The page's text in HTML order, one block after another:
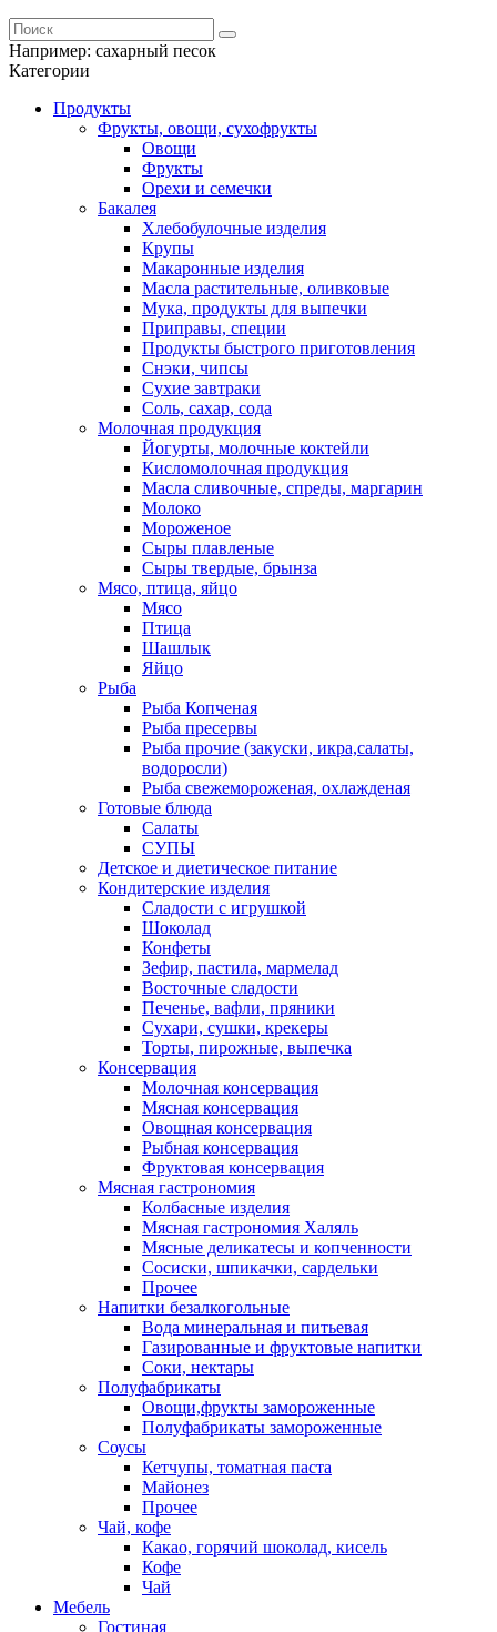
Например: сахарный песок
Категории
Продукты
Фрукты, овощи, сухофрукты
Овощи
Фрукты
Орехи и семечки
Бакалея
Хлебобулочные изделия
Крупы
Макаронные изделия
Масла растительные, оливковые
Мука, продукты для выпечки
Приправы, специи
Продукты быстрого приготовления
Снэки, чипсы
Сухие завтраки
Соль, сахар, сода
Молочная продукция
Йогурты, молочные коктейли
Кисломолочная продукция
Масла сливочные, спреды, маргарин
Молоко
Мороженое
Сыры плавленые
Сыры твердые, брынза
Мясо, птица, яйцо
Мясо
Птица
Шашлык
Яйцо
Рыба
Рыба Копченая
Рыба пресервы
Рыба прочие (закуски, икра,салаты,
водоросли)
Рыба свежемороженая, охлажденая
Готовые блюда
Салаты
СУПЫ
Детское и диетическое питание
Кондитерские изделия
Сладости с игрушкой
Шоколад
Конфеты
Зефир, пастила, мармелад
Восточные сладости
Печенье, вафли, пряники
Сухари, сушки, крекеры
Торты, пирожные, выпечка
Консервация
Молочная консервация
Мясная консервация
Овощная консервация
Рыбная консервация
Фруктовая консервация
Мясная гастрономия
Колбасные изделия
Мясная гастрономия Халяль
Мясные деликатесы и копченности
Сосиски, шпикачки, сардельки
Прочее
Напитки безалкогольные
Вода минеральная и питьевая
Газированные и фруктовые напитки
Соки, нектары
Полуфабрикаты
Овощи,фрукты замороженные
Полуфабрикаты замороженные
Соусы
Кетчупы, томатная паста
Майонез
Прочее
Чай, кофе
Какао, горячий шоколад, кисель
Кофе
Чай
Мебель
Гостиная